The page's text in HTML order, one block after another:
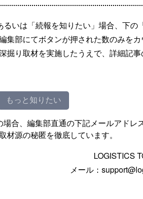
いは「続報を知りたい」場合、下の
部にてボタンが押された数のみをカ
掘り取材を実施したうえで、詳細記
もっと知りたい
合、編集部直通の下記メールアドレ
源の秘匿を徹底しています。
LOGISTICS
メール：